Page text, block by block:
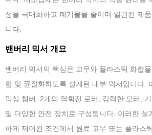
성을 극대화하고 폐기물을 줄이며 일관된 제
니다.
밴버리 믹서 개요
밴버리 믹서의 핵심은 고무와 플라스틱 화합
합 및 균질화하도록 설계된 내부 믹서입니다.
믹싱 챔버, 2개의 역회전 로터, 강력한 모터,
및 다양한 안전 장치로 구성됩니다. 이러한 설
하게 제어된 조건에서 원료 고무 또는 플라스